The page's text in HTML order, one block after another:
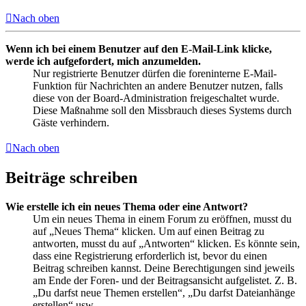
Nach oben
Wenn ich bei einem Benutzer auf den E-Mail-Link klicke,
werde ich aufgefordert, mich anzumelden.
Nur registrierte Benutzer dürfen die foreninterne E-Mail-
Funktion für Nachrichten an andere Benutzer nutzen, falls
diese von der Board-Administration freigeschaltet wurde.
Diese Maßnahme soll den Missbrauch dieses Systems durch
Gäste verhindern.
Nach oben
Beiträge schreiben
Wie erstelle ich ein neues Thema oder eine Antwort?
Um ein neues Thema in einem Forum zu eröffnen, musst du
auf „Neues Thema“ klicken. Um auf einen Beitrag zu
antworten, musst du auf „Antworten“ klicken. Es könnte sein,
dass eine Registrierung erforderlich ist, bevor du einen
Beitrag schreiben kannst. Deine Berechtigungen sind jeweils
am Ende der Foren- und der Beitragsansicht aufgelistet. Z. B.
„Du darfst neue Themen erstellen“, „Du darfst Dateianhänge